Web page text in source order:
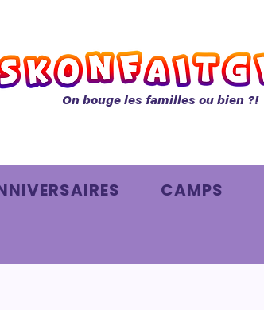
On bouge les familles ou bien ?!
CAMPS